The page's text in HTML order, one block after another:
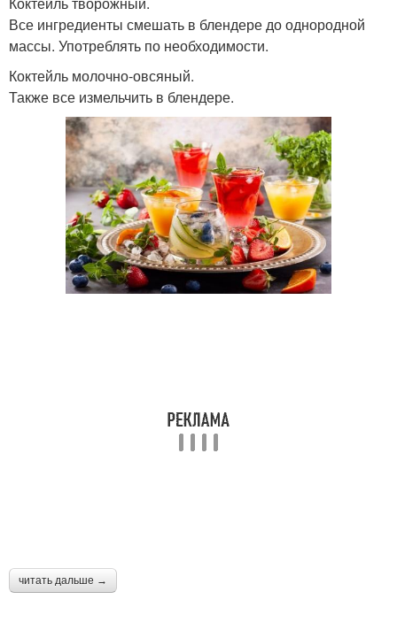
Все ингредиенты смешать в блендере до однородной
массы. Употреблять по необходимости.
Коктейль молочно-овсяный.
Также все измельчить в блендере.
читать дальше →